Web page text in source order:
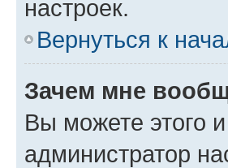
настроек.
Вернуться к
Зачем мне
Вы можете этого
администратор